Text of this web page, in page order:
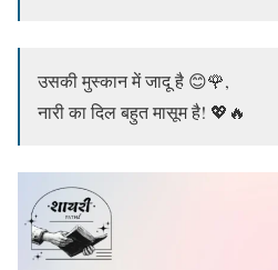
उसकी मुस्कान में जादू है 😊🌹,
नारी का दिल बहुत मासूम है! 💖🔥